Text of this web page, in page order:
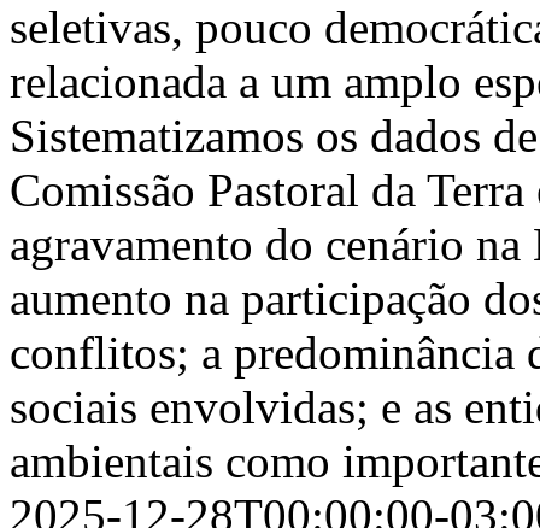
seletivas, pouco
relacionada a um amplo
Sistematizamos os dados
Comissão Pastoral da
agravamento do cenário
aumento na participação
conflitos; a predominância
sociais envolvidas; e as
ambientais como
2025-12-28T00:00:00-